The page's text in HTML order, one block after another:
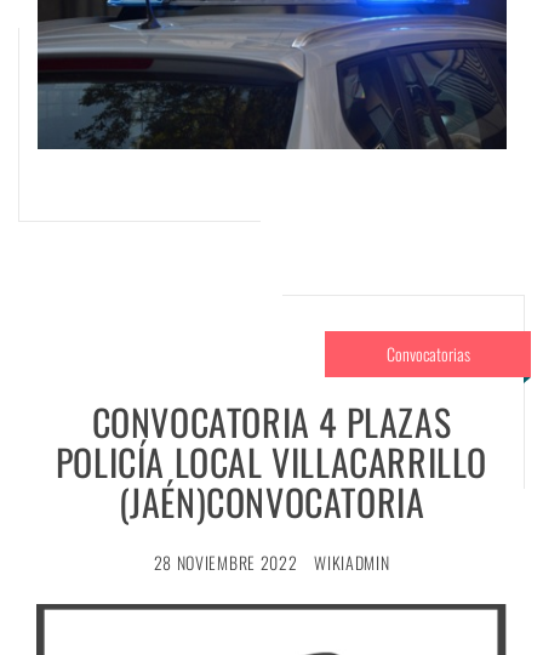
Convocatorias
CONVOCATORIA 4 PLAZAS
POLICÍA LOCAL VILLACARRILLO
(JAÉN)CONVOCATORIA
28 NOVIEMBRE 2022 WIKIADMIN